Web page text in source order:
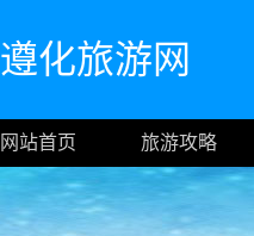
遵化旅游网
网站首页 旅游攻略